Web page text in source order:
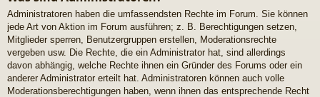
Administratoren haben die umfassendsten Rechte im Forum. Sie können
jede Art von Aktion im Forum ausführen; z. B. Berechtigungen setzen,
Mitglieder sperren, Benutzergruppen erstellen, Moderationsrechte
vergeben usw. Die Rechte, die ein Administrator hat, sind allerdings
davon abhängig, welche Rechte ihnen ein Gründer des Forums oder ein
anderer Administrator erteilt hat. Administratoren können auch volle
Moderationsberechtigungen haben, wenn ihnen das entsprechende Recht